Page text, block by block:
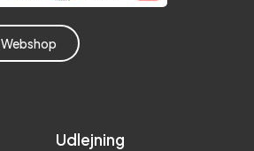
Webshop
Udlejning